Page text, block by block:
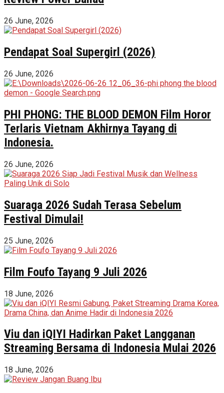
26 June, 2026
Pendapat Soal Supergirl (2026)
26 June, 2026
PHI PHONG: THE BLOOD DEMON Film Horor
Terlaris Vietnam Akhirnya Tayang di
Indonesia.
26 June, 2026
Suaraga 2026 Sudah Terasa Sebelum
Festival Dimulai!
25 June, 2026
Film Foufo Tayang 9 Juli 2026
18 June, 2026
Viu dan iQIYI Hadirkan Paket Langganan
Streaming Bersama di Indonesia Mulai 2026
18 June, 2026